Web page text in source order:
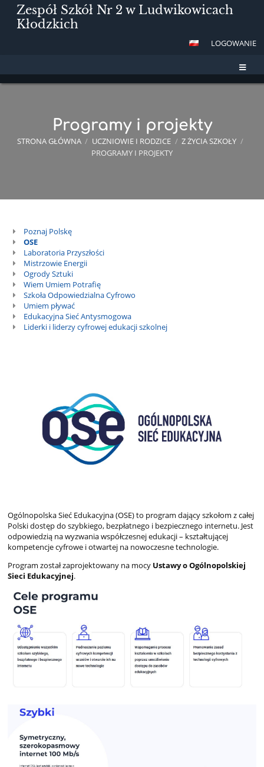
Zespół Szkół Nr 2 w Ludwikowicach
Kłodzkich
LOGOWANIE
Programy i projekty
STRONA GŁÓWNA / UCZNIOWIE I RODZICE / Z ŻYCIA SZKOŁY /
PROGRAMY I PROJEKTY
Programy
projekty
Poznaj Polskę
OSE
Laboratoria Przyszłości
Mistrzowie Energii
Ogrody Sztuki
Wiem Umiem Potrafię
Szkoła Odpowiedzialna Cyfrowo
Umiem pływać
Edukacyjna Sieć Antysmogowa
Liderki i liderzy cyfrowej edukacji szkolnej
Ogólnopolska Sieć Edukacyjna (OSE) to program dający szkołom z całej
Polski dostęp do szybkiego, bezpłatnego i bezpiecznego internetu. Jest
odpowiedzią na wyzwania współczesnej edukacji – kształtującej
kompetencje cyfrowe i otwartej na nowoczesne technologie.
Program został zaprojektowany na mocy Ustawy o Ogólnopolskiej
Sieci Edukacyjnej.